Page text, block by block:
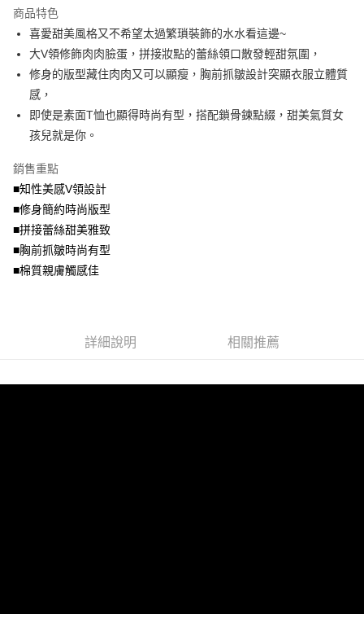
流程，驗證手機門號後，選擇欲分期的期數、繳款截止日，確認付款後即完
成交易。
3.實際核准額度、可分期數及費用金額請依後續交易確認頁面所載為準。
4.訂單成立30分鐘內，如未前往確認交易或遇審核未通過，訂單將自動取
法說明評估內容。
【繳款方式說明】
1.分期款項不併入電信帳單，「大哥付你分期」於每月結算日後寄送繳費提
醒簡訊。
2.透過簡訊連結打開帳單後，可選擇「超商條碼／台灣大直營門市／銀行轉
【注意事項】
1.本服務係由「台灣大哥大股份有限公司」（以下簡稱本公司）所提供，讓
用戶於交易時，得透過本服務購買商品或服務，並由商店將買賣／分期付款
買賣價金債權讓與本公司後，依約使用本公司帳單繳交帳款。
資料（包含姓名、電話或地址）提供予台灣大哥大進項蒐集、處理及利用，
由本公司與您本人進行分期帳單所需資料之確認、核對及更正。
【關於「AFTEE先享後付」】
AFTEE先享後付是「在收到商品之後才付款」的支付方式。 讓您購物簡單
便利好安心！
１．簡單：不需註冊會員、不需綁卡、不需儲值。
２．便利：只要手機號碼，簡訊認證，即可結帳。
３．安心：先確認商品／服務後，再付款。
【「AFTEE先享後付」結帳流程】
１．於結帳方式選擇「AFTEE先享後付」後，將跳轉至「AFTEE先享後付」
３．收到繳費通知簡訊後14天內，點擊此簡訊中的連結，可透過四大超商／
ATM／網路銀行／等多元方式進行付款，方視為交易完成。
※ 請注意：結帳手續完成當下不需立刻繳費，但若您需要取消訂單，請聯絡
購買商品的店家。未經商家同意取消之訂單仍視為有效，需透過AFTEE先享
後付繳納相關費用。
※ 交易是否成功請以「AFTEE先享後付 」之結帳頁面顯示為準，若有關於
是否繳費成功／繳費後需取消欲退款等相關疑問，請聯繫「AFTEE先享後付
客戶支援中心」https://netprotections.freshdesk.com/support/home
易，需依本服務之必要範圍內提供個人資料，並將交易相關給付款項請求債
權轉讓予恩沛科技股份有限公司。
ATM付款
全家取貨付款
每筆NT$70，滿NT$699(含以上)免運費
付款後全家取貨
每筆NT$70，滿NT$699(含以上)免運費
7-11取貨付款
每筆NT$70，滿NT$799(含以上)免運費
付款後7-11取貨
每筆NT$70，滿NT$699(含以上)免運費
商品特色
喜愛甜美風格又不希望太過繁瑣裝飾的水水看這邊~
大V領修飾肉肉臉蛋，拼接妝點的蕾絲領口散發輕甜氛圍，
修身的版型藏住肉肉又可以顯瘦，胸前抓皺設計突顯衣服立體質
感，
即使是素面T恤也顯得時尚有型，搭配鎖骨鍊點綴，甜美氣質女
孩兒就是你。
銷售重點
■知性美感V領設計
■修身簡約時尚版型
■拼接蕾絲甜美雅致
■胸前抓皺時尚有型
■棉質親膚觸感佳
詳細說明 相關推薦